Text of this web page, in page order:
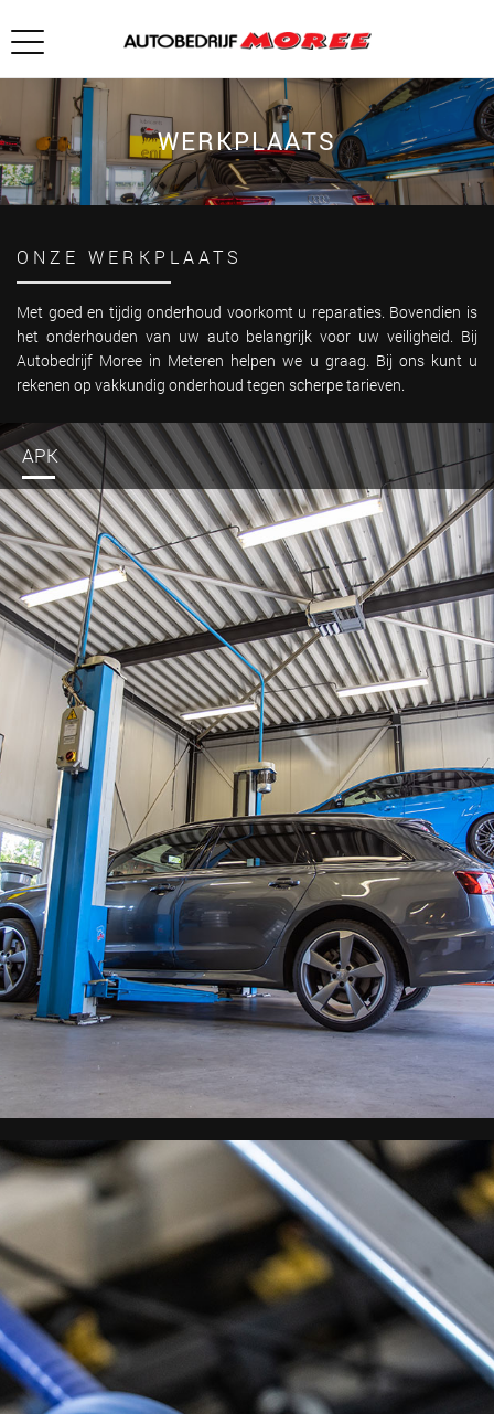
WERKPLAATS
ONZE WERKPLAATS
Met goed en tijdig onderhoud voorkomt u reparaties. Bovendien is
het onderhouden van uw auto belangrijk voor uw veiligheid. Bij
Autobedrijf Moree in Meteren helpen we u graag. Bij ons kunt u
rekenen op vakkundig onderhoud tegen scherpe tarieven.
APK